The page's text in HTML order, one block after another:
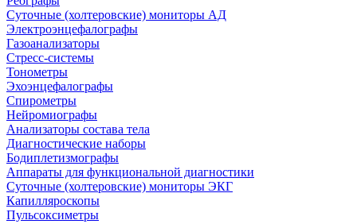
Суточные (холтеровские) мониторы АД
Электроэнцефалографы
Газоанализаторы
Стресс-системы
Тонометры
Эхоэнцефалографы
Спирометры
Нейромиографы
Анализаторы состава тела
Диагностические наборы
Бодиплетизмографы
Аппараты для функциональной диагностики
Суточные (холтеровские) мониторы ЭКГ
Капилляроскопы
Пульсоксиметры